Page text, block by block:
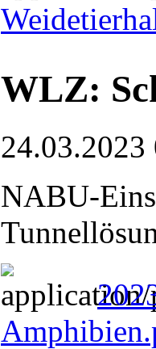
WLZ:
24.03.2023
NABU-